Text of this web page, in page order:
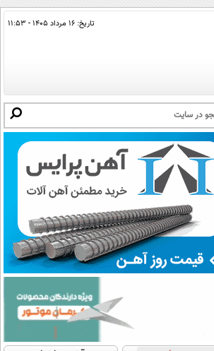
تاریخ: ۱۶ مرداد ۱۴۰۵ - ۱۱:۵۳